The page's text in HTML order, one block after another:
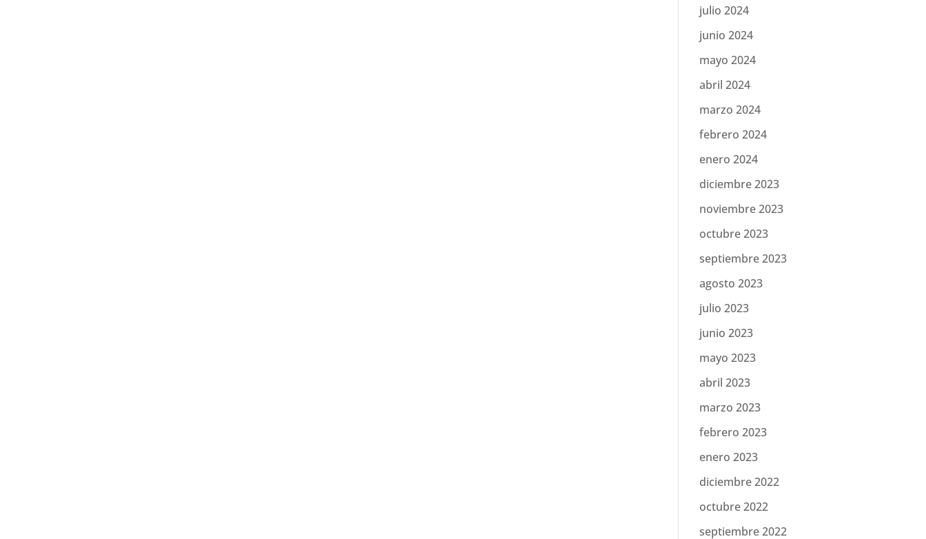
julio 2024
junio 2024
mayo 2024
abril 2024
marzo 2024
febrero 2024
enero 2024
diciembre 2023
noviembre 2023
octubre 2023
septiembre 2023
agosto 2023
julio 2023
junio 2023
mayo 2023
abril 2023
marzo 2023
febrero 2023
enero 2023
diciembre 2022
octubre 2022
septiembre 2022